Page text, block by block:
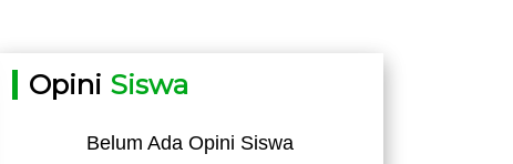
Opini Siswa
Belum Ada Opini Siswa